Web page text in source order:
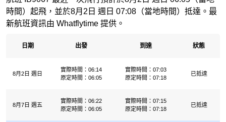
時間）起飛，並於8月2日 週日 07:08（當地時間）抵達。最
新航班資訊由 Whatflytime 提供。
日期 出發 到達 狀態
8月2日 週日
實際時間：06:14
原定時間：06:05
實際時間：07:03
原定時間：07:18
已抵達
8月7日 週五
實際時間：06:22
原定時間：06:05
實際時間：07:15
原定時間：07:18
已抵達